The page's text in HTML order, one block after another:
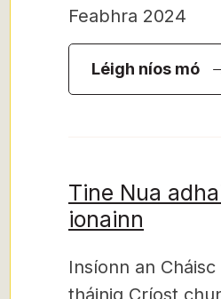
Feabhra 2024
Léigh níos mó
Tine Nua
ionainn
Insíonn an
tháinig Críost